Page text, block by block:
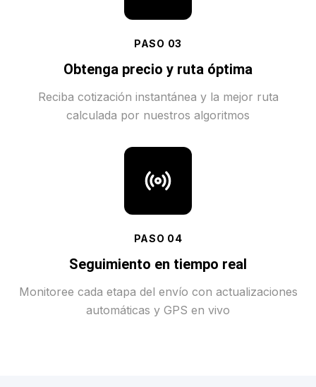
PASO 03
Obtenga precio y ruta óptima
Reciba cotización instantánea y la mejor ruta
calculada por nuestros algoritmos
PASO 04
Seguimiento en tiempo real
Monitoree cada etapa del envío con actualizaciones
automáticas y GPS en vivo